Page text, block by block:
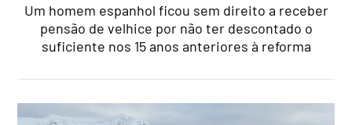
Um homem espanhol ficou sem direito a receber
pensão de velhice por não ter descontado o
suficiente nos 15 anos anteriores à reforma